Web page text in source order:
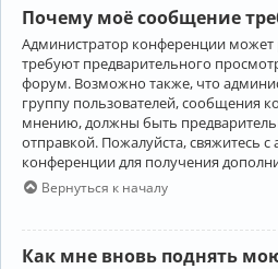
Почему моё сообщение
Администратор конференции
требуют предварительного
форум. Возможно также, что
группу пользователей, сообщения
мнению, должны быть
отправкой. Пожалуйста, свяжитесь
конференции для получения
Вернуться к началу
Как мне вновь поднять